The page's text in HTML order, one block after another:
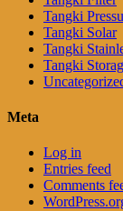
Tangki
Tangki Solar
Tangki
Tangki
Meta
Log in
Entries feed
Comments